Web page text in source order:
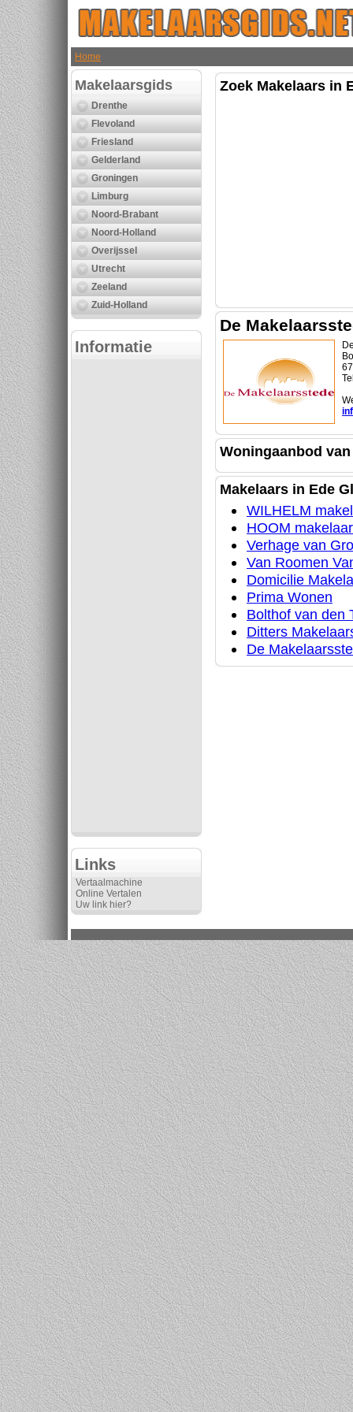
Home
Makelaarsgids
Drenthe
Flevoland
Friesland
Gelderland
Groningen
Limburg
Noord-Brabant
Noord-Holland
Overijssel
Utrecht
Zeeland
Zuid-Holland
Informatie
Links
Vertaalmachine
Online Vertalen
Uw link hier?
Zoek Makelaars in
De
Woningaanbod
Makelaars in Ede
WILHELM
HOOM
Verhage van
Van Roomen
Domicilie
Prima Wonen
Bolthof van den
Ditters
De